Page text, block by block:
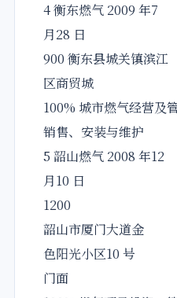
4 衡东燃气 2009 年7
月28 日
900 衡东县城关镇滨江
区商贸城
100% 城市燃气经营及
销售、安装与维护
5 韶山燃气 2008 年12
月10 日
1200
韶山市厦门大道金
色阳光小区10 号
门面